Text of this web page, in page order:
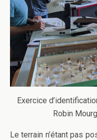
Exercice
Robin
Le terrain n’étant pas